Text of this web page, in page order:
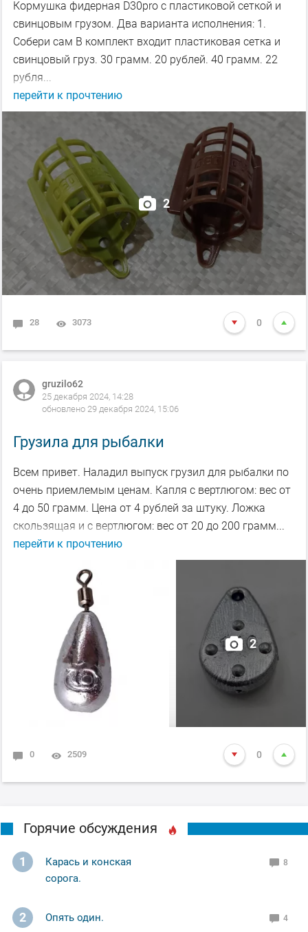
Кормушка фидерная D30pro с пластиковой сеткой и
свинцовым грузом. Два варианта исполнения: 1.
Собери сам В комплект входит пластиковая сетка и
свинцовый груз. 30 грамм. 20 рублей. 40 грамм. 22
рубля...
перейти к прочтению
2
28 3073 0
gruzilo62
25 декабря 2024, 14:28
обновлено 29 декабря 2024, 15:06
Грузила для рыбалки
Всем привет. Наладил выпуск грузил для рыбалки по
очень приемлемым ценам. Капля с вертлюгом: вес от
4 до 50 грамм. Цена от 4 рублей за штуку. Ложка
скользящая и с вертлюгом: вес от 20 до 200 грамм...
перейти к прочтению
2
0 2509 0
Горячие обсуждения
1
Карась и конская
сорога.
8
2 Опять один. 4